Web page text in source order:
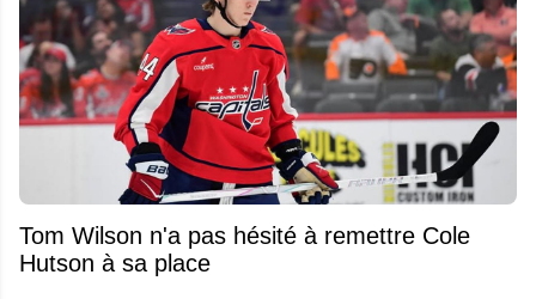
Tom Wilson n'a pas hésité à remettre Cole
Hutson à sa place